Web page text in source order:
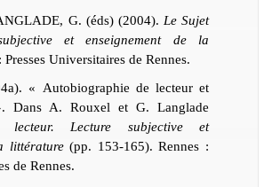
G. (éds) (2004). Le Sujet
et enseignement de la
Presses Universitaires de Rennes.
« Autobiographie de lecteur et
Dans A. Rouxel et G. Langlade
lecteur. Lecture subjective et
littérature(pp. 153-165). Rennes :
de Rennes.